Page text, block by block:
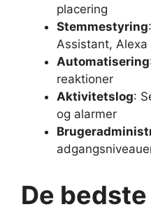
placering
Stemmestyring
Assistant, Alexa
Automatisering
reaktioner
Aktivitetslog:
og alarmer
De